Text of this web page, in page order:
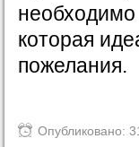
которая
пожелания.
Опубликовано: